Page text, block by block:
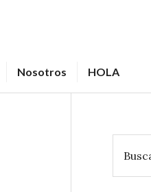
Nosotros HOLA
s